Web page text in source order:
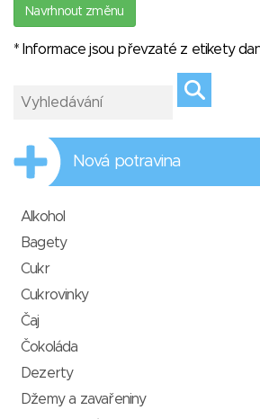
Navrhnout změnu
* Informace jsou převzaté z etikety
Nová potravina
Alkohol
Bagety
Cukr
Cukrovinky
Čaj
Čokoláda
Dezerty
Džemy a zavařeniny